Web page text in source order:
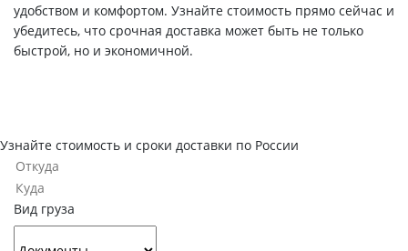
удобством и комфортом. Узнайте стоимость прямо сейчас и
убедитесь, что срочная доставка может быть не только
быстрой, но и экономичной.
Узнайте стоимость и сроки доставки по России
Вид груза